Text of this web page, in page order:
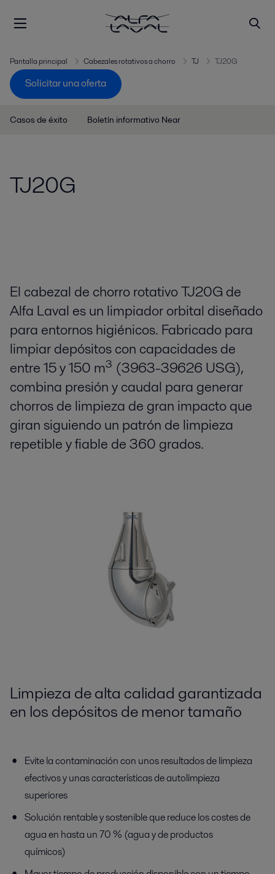
Pantalla principal Cabezales rotativos a chorro TJ TJ20G
Solicitar una oferta
Casos de éxito Boletín informativo Near
TJ20G
El cabezal de chorro rotativo TJ20G de
Alfa Laval es un limpiador orbital diseñado
para entornos higiénicos. Fabricado para
limpiar depósitos con capacidades de
entre 15 y 150 m³ (3963-39626 USG),
combina presión y caudal para generar
chorros de limpieza de gran impacto que
giran siguiendo un patrón de limpieza
repetible y fiable de 360 grados.
Limpieza de alta calidad garantizada
en los depósitos de menor tamaño
Evite la contaminación con unos resultados de limpieza
efectivos y unas características de autolimpieza
superiores
Solución rentable y sostenible que reduce los costes de
agua en hasta un 70 % (agua y de productos
químicos)